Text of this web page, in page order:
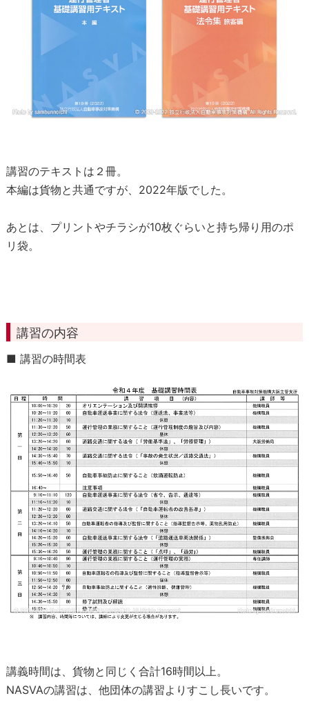
講習のテキストは２冊。
本編は貨物と共通ですが、2022年版でした。
あとは、プリントやチラシが10枚ぐらいと持ち帰り用のポ
リ袋。
講習の内容
■ 講習の時間表
講義時間は、貨物と同じく合計16時間以上。
NASVAの講習は、他団体の講習よりすこし長いです。